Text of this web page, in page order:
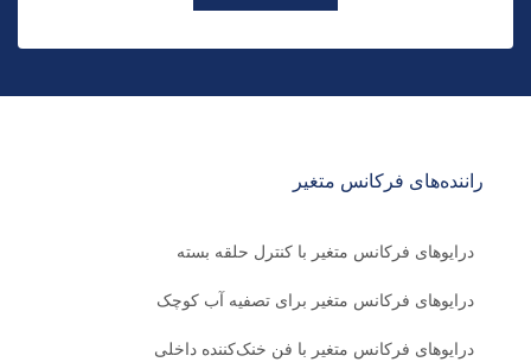
راننده‌های فرکانس متغیر
درایوهای فرکانس متغیر با کنترل حلقه بسته
درایوهای فرکانس متغیر برای تصفیه آب کوچک
درایوهای فرکانس متغیر با فن خنک‌کننده داخلی